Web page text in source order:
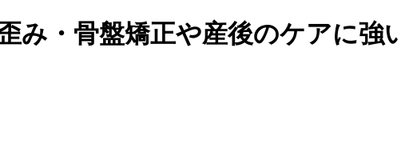
み・骨盤矯正や産後のケアに強